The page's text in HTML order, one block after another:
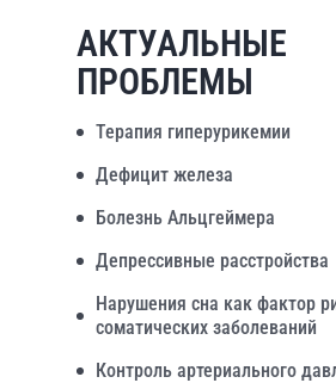
АКТУАЛЬНЫЕ
ПРОБЛЕМЫ
Терапия гиперурикемии
Дефицит железа
Болезнь Альцгеймера
Депрессивные расстройства
Нарушения сна как фактор
соматических заболеваний
Контроль артериального